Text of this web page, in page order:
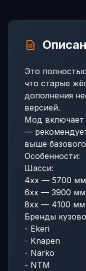
Это
что старые
дополнения
версией.
Мод включает
—
выше
Особенности:
Шасси:
4xx — 5700 мм
6xx — 3900
8xx — 4100 мм
Бренды
- Ekeri
- Knapen
- Närko
- NTM